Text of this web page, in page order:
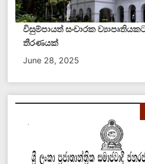
විසුම්පායත් සංචාරක
තීරණයක්
June 28, 2025